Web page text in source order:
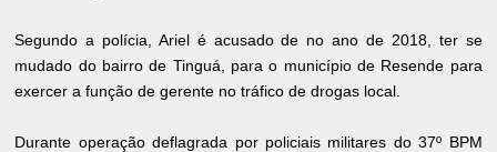
Segundo a polícia, Ariel é acusado de no ano de 2018, ter se
mudado do bairro de Tinguá, para o município de Resende para
exercer a função de gerente no tráfico de drogas local.
Durante operação deflagrada por policiais militares do 37º BPM